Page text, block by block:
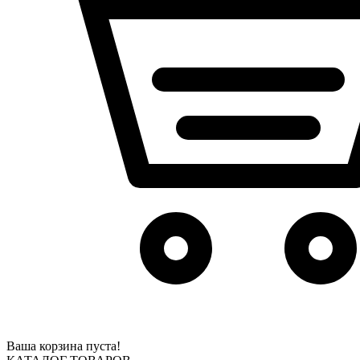
Ваша корзина пуста!